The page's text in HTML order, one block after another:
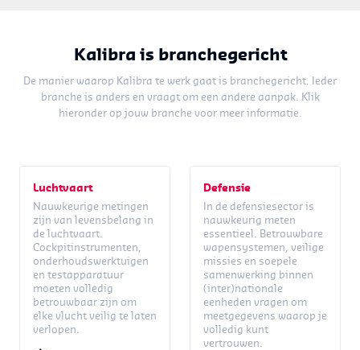
Kalibra is branchegericht
De manier waarop Kalibra te werk gaat is branchegericht. Ieder
branche is anders en vraagt om een andere aanpak. Klik
hieronder op jouw branche voor meer informatie.
Luchtvaart
Nauwkeurige metingen
zijn van levensbelang in
de luchtvaart.
Cockpitinstrumenten,
onderhoudswerktuigen
en testapparatuur
moeten volledig
betrouwbaar zijn om
elke vlucht veilig te laten
verlopen.
Defensie
In de defensiesector is
nauwkeurig meten
essentieel. Betrouwbare
wapensystemen, veilige
missies en soepele
samenwerking binnen
(inter)nationale
eenheden vragen om
meetgegevens waarop je
volledig kunt
vertrouwen.